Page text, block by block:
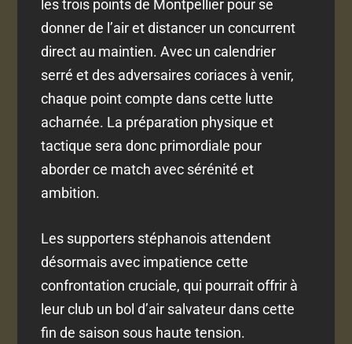
les trois points de Montpellier pour se
donner de l’air et distancer un concurrent
direct au maintien. Avec un calendrier
serré et des adversaires coriaces à venir,
chaque point compte dans cette lutte
acharnée. La préparation physique et
tactique sera donc primordiale pour
aborder ce match avec sérénité et
ambition.
Les supporters stéphanois attendent
désormais avec impatience cette
confrontation cruciale, qui pourrait offrir à
leur club un bol d’air salvateur dans cette
fin de saison sous haute tension.